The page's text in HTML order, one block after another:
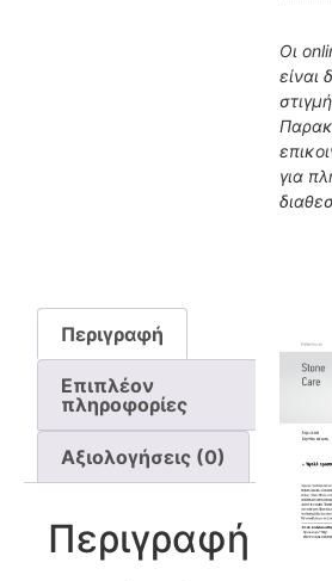
Οι
είναι
για
Περιγραφή
Επιπλέον
πληροφορίες
Αξιολογήσεις (0)
Περιγραφή